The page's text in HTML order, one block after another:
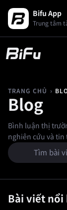
Bifu App
Trung tâm
TRANG CHỦ ›
Blog
Bình luận thị
nghiên cứu và tin
Bài viết nổi